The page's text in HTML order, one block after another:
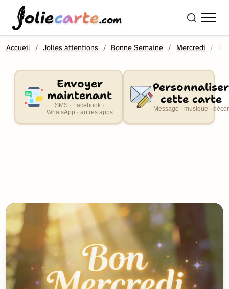
oliecarte.com
Accueil Jolies attentions Bonne Semaine Mercredi
Envoyer
maintenant
SMS · Facebook ·
WhatsApp · autres apps
Personnaliser
cette carte
Message · musique · décor